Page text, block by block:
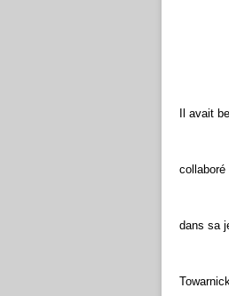
Il avait
dans sa